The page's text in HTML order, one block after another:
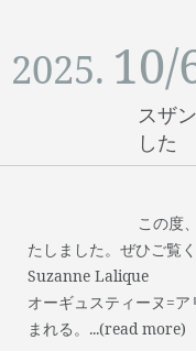
2025. 10/
スザ
した
この度
たしました。ぜひご覧
Suzanne Lalique
オーギュスティーヌ=
まれる。...(read more)